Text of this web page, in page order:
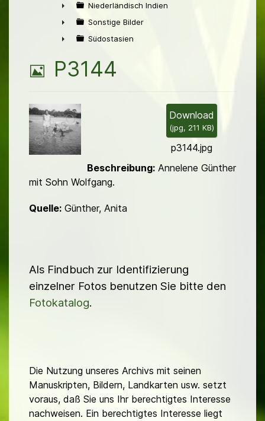
►
►
Niederländisch Indien
►
Sonstige Bilder
Südostasien
B
l
d
P3144
Download
(jpg, 211 KB)
p3144.jpg
Beschreibung:Annelene Günther
mit Sohn Wolfgang.
Quelle: Günther, Anita
Als Findbuch zur Identifizierung
einzelner Fotos benutzen Sie bitte den
Fotokatalog.
Die Nutzung unseres Archivs mit seinen
Manuskripten, Bildern, Landkarten usw. setzt
voraus, daß Sie uns Ihr berechtigtes Interesse
nachweisen. Ein berechtigtes Interesse liegt